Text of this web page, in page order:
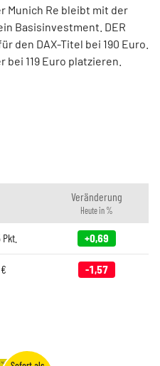
Munich Re bleibt mit der
Basisinvestment. DER
den DAX-Titel bei 190 Euro.
119 Euro platzieren.
Veränderung
Heute in %
Pkt. +0,69
€ -1,57